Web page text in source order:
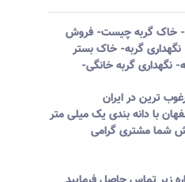
خاک گربه چیست- فروش
گربه- خاک بستر
نگهداری گربه خانگی-
ترین در ایران
اصفهان با دانه بندی یک میلی متر